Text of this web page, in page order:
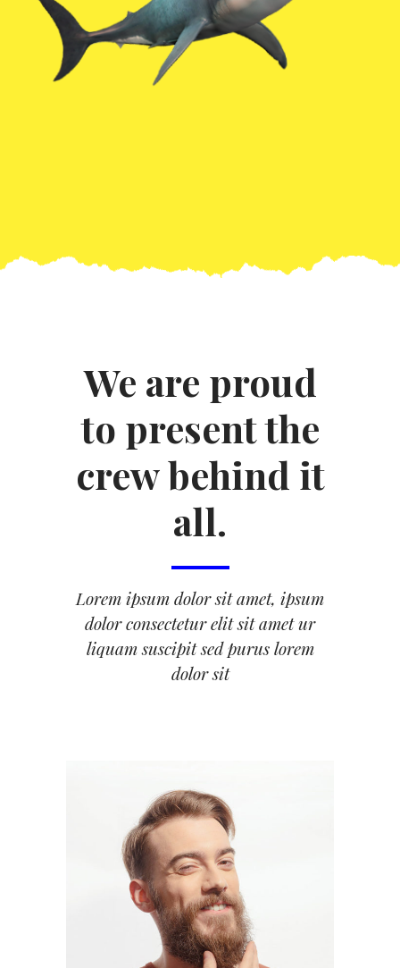
We are proud
to present the
crew behind it
all.
Lorem ipsum dolor sit amet, ipsum
dolor consectetur elit sit amet ur
liquam suscipit sed purus lorem
dolor sit